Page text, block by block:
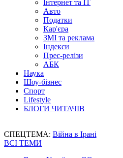
Інтернет та IT
Авто
Податки
Кар'єра
ЗМІ та реклама
Індекси
Прес-релізи
АБК
Наука
Шоу-бізнес
Спорт
Lifestyle
БЛОГИ ЧИТАЧІВ
СПЕЦТЕМА: Війна в Ірані
ВСІ ТЕМИ